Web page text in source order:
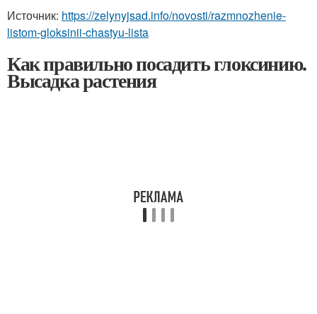
Источник: https://zelynyjsad.info/novosti/razmnozhenie-
listom-gloksinii-chastyu-lista
Как правильно посадить глоксинию.
Высадка растения